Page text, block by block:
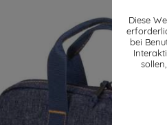
Diese
bei